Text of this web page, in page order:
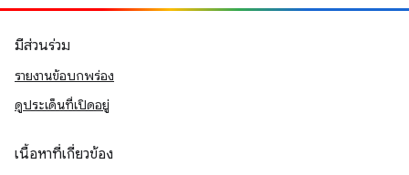
มีส่วนร่วม
รายงานข้อบกพร่อง
ดูประเด็นที่เปิดอยู่
เนื้อหาที่เกี่ยวข้อง